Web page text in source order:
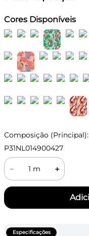
Cores Disponíveis
Composição (Principal):
P31NL014900427
＋
－
Especificações